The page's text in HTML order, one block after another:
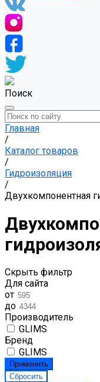
Поиск
Главная
/
Каталог товаров
/
Гидроизоляция
/
Двухкомпонентная
Скрыть фильтр
Для сайта
от
до
Производитель
GLIMS
Бренд
GLIMS